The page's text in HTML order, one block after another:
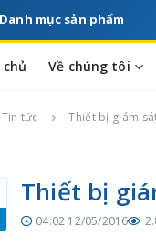
Danh mục sản phẩm
Về chúng tôi
chủ
Tin tức Thiết bị giám
Thiết bị
04:02 12/05/2016